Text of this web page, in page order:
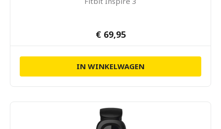
€ 69,95
IN WINKELWAGEN